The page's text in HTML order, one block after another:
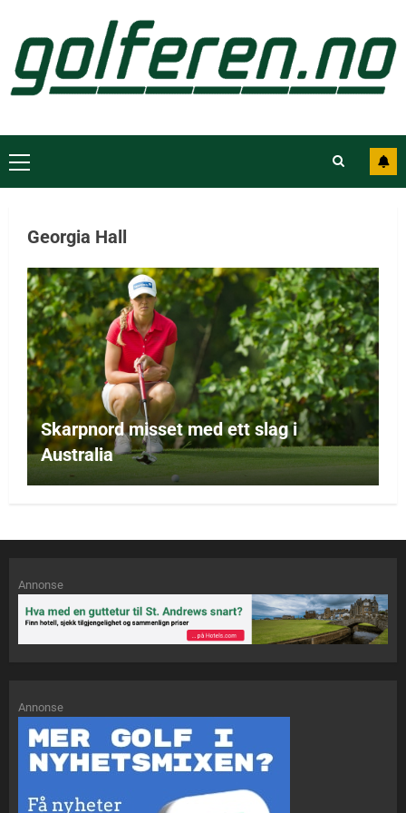
Georgia Hall
Skarpnord misset med ett slag i
Australia
Annonse
Annonse